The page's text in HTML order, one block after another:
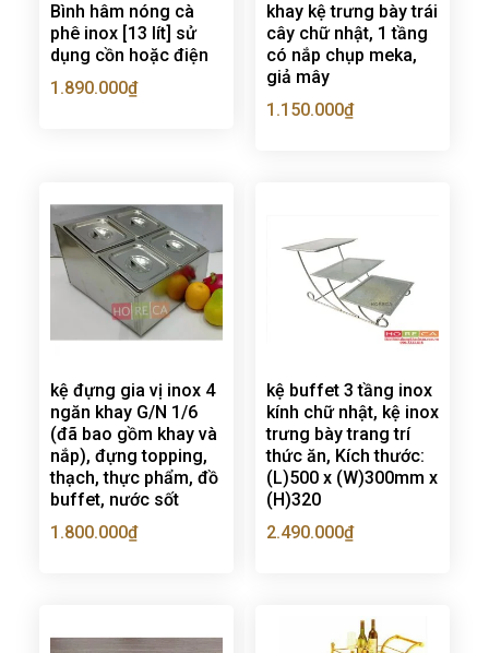
Bình hâm nóng cà
phê inox [13 lít] sử
dụng cồn hoặc điện
1.890.000₫
khay kệ trưng bày trái
cây chữ nhật, 1 tầng
có nắp chụp meka,
giả mây
1.150.000₫
kệ đựng gia vị inox 4
ngăn khay G/N 1/6
(đã bao gồm khay và
nắp), đựng topping,
thạch, thực phẩm, đồ
buffet, nước sốt
1.800.000₫
kệ buffet 3 tầng inox
kính chữ nhật, kệ inox
trưng bày trang trí
thức ăn, Kích thước:
(L)500 x (W)300mm x
(H)320
2.490.000₫